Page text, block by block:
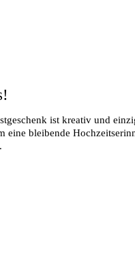
ist kreativ und
eine bleibende